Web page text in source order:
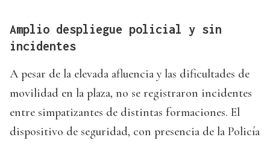
Amplio despliegue policial y sin
incidentes
A pesar de la elevada afluencia y las dificultades de
movilidad en la plaza, no se registraron incidentes
entre simpatizantes de distintas formaciones. El
dispositivo de seguridad, con presencia de la Policía